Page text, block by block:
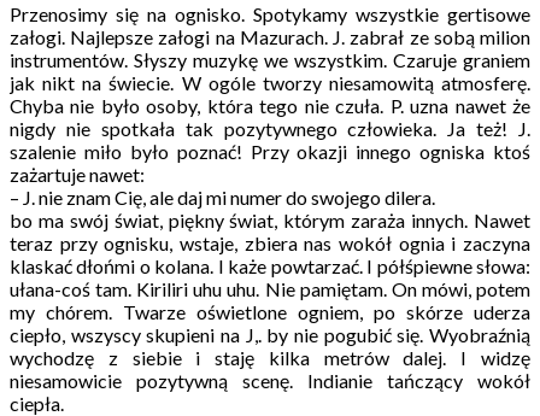
Przenosimy się na ognisko. Spotykamy wszystkie gertisowe
załogi. Najlepsze załogi na Mazurach. J. zabrał ze sobą milion
instrumentów. Słyszy muzykę we wszystkim. Czaruje graniem
jak nikt na świecie. W ogóle tworzy niesamowitą atmosferę.
Chyba nie było osoby, która tego nie czuła. P. uzna nawet że
nigdy nie spotkała tak pozytywnego człowieka. Ja też! J.
szalenie miło było poznać! Przy okazji innego ogniska ktoś
zażartuje nawet:
– J. nie znam Cię, ale daj mi numer do swojego dilera.
bo ma swój świat, piękny świat, którym zaraża innych. Nawet
teraz przy ognisku, wstaje, zbiera nas wokół ognia i zaczyna
klaskać dłońmi o kolana. I każe powtarzać. I półśpiewne słowa:
ułana-coś tam. Kiriliri uhu uhu. Nie pamiętam. On mówi, potem
my chórem. Twarze oświetlone ogniem, po skórze uderza
ciepło, wszyscy skupieni na J,. by nie pogubić się. Wyobraźnią
wychodzę z siebie i staję kilka metrów dalej. I widzę
niesamowicie pozytywną scenę. Indianie tańczący wokół
ciepła.